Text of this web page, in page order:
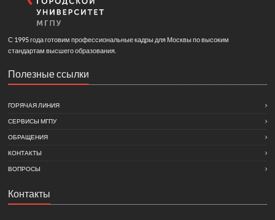
С 1995 года готовим профессиональные кадры для Москвы по высоким
стандартам высшего образования.
Полезные ссылки
ГОРЯЧАЯ ЛИНИЯ
СЕРВИСЫ МГПУ
ОБРАЩЕНИЯ
КОНТАКТЫ
ВОПРОСЫ
Контакты